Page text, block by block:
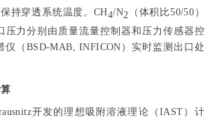
持穿透系统温度。CH4/N2 （体积比50/50）
压力分别由质量流量控制器和压力传感器控
仪（BSD-MAB, INFICON）实时监测出口处
开发的理想吸附溶液理论（IAST）计